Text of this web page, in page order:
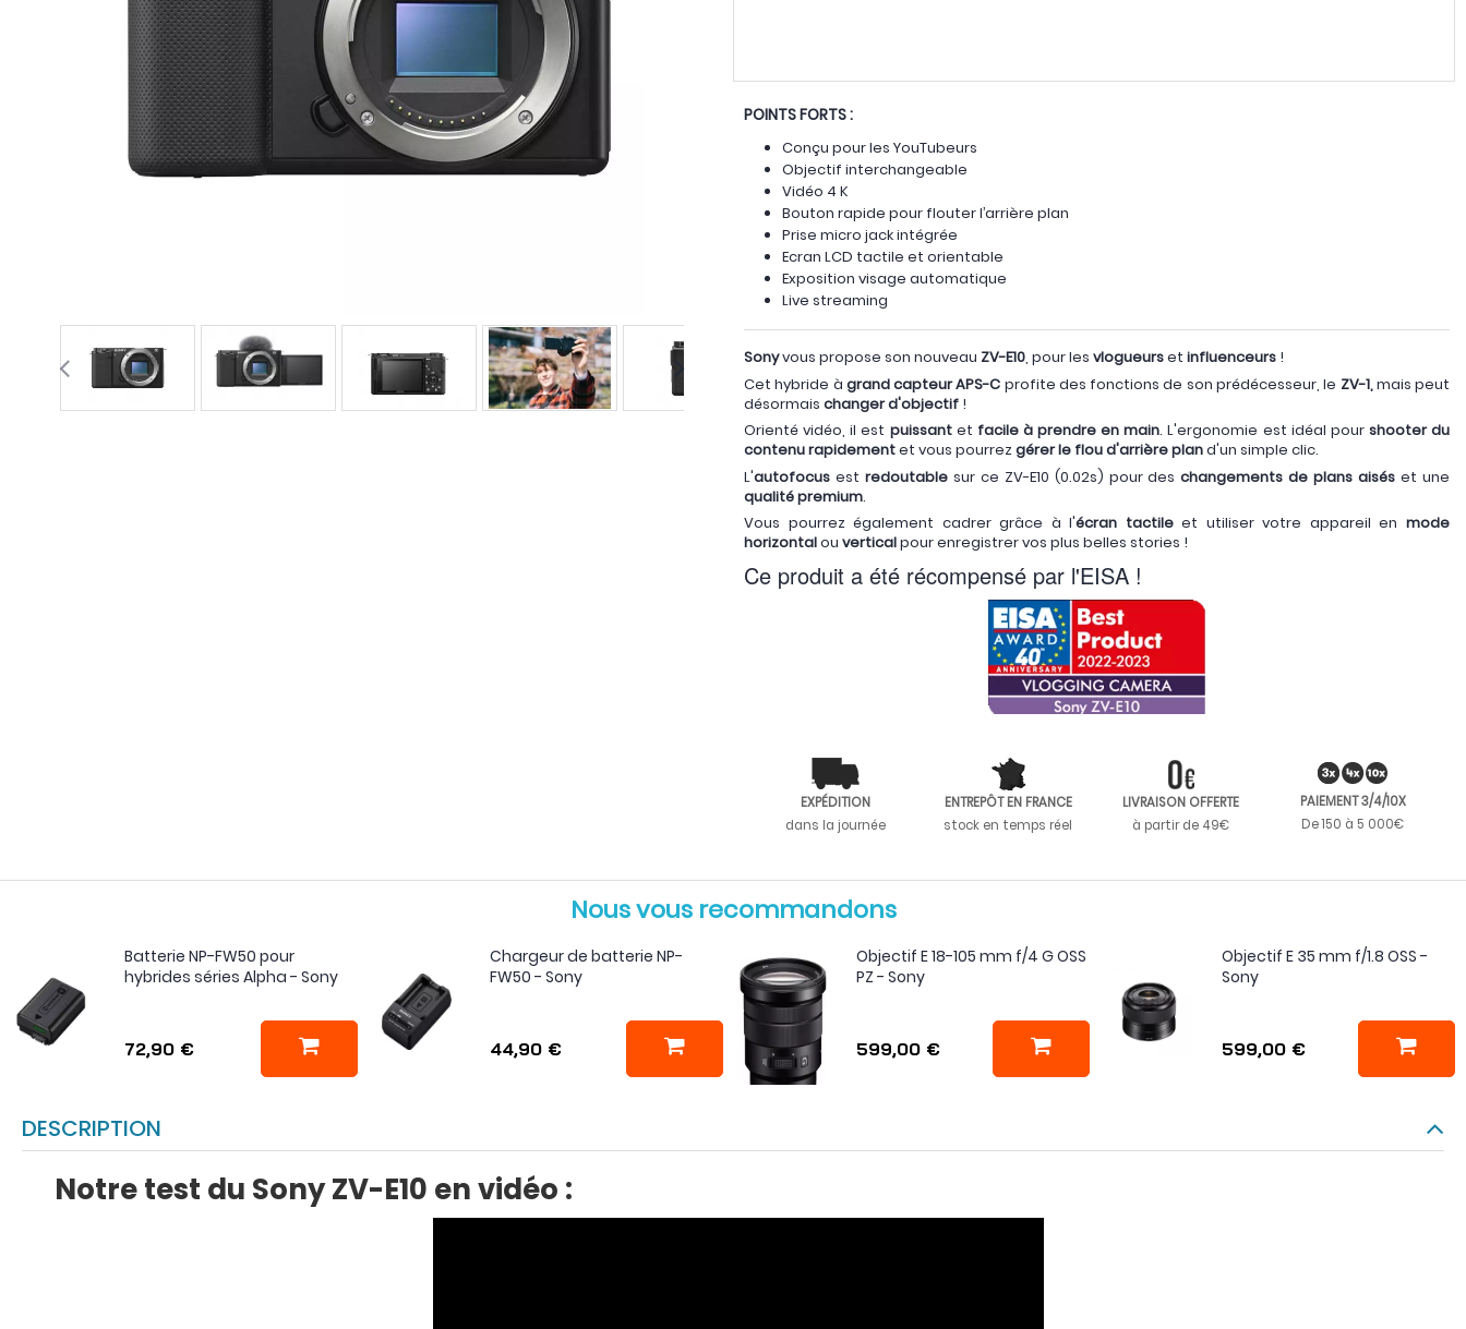
POINTS FORTS :
Conçu pour les YouTubeurs
Objectif interchangeable
Vidéo 4 K
Bouton rapide pour flouter l’arrière plan
Prise micro jack intégrée
Ecran LCD tactile et orientable
Exposition visage automatique
Live streaming
Sonyvous propose son nouveau ZV-E10, pour les vlogueurset influenceurs !
Cet hybride à grand capteur APS-C profite des fonctions de son prédécesseur, le ZV-1,mais peut
désormais changer d'objectif !
Orienté vidéo, il est puissant et facile à prendre en main. L'ergonomie est idéal pour shooter du
contenu rapidementet vous pourrezgérer le flou d'arrière pland'un simple clic.
L'autofocus est redoutablesur ce ZV-E10 (0.02s) pour deschangements de plans aisés et une
qualité premium.
Vous pourrez également cadrer grâce à l'écran tactileet utiliser votre appareil enmode
horizontalou verticalpour enregistrer vos plus belles stories !
Ce produit a été récompensé par l'EISA !
EXPÉDITION
dans la journée
ENTREPÔT EN FRANCE
stock en temps réel
LIVRAISON OFFERTE
à partir de 49€
PAIEMENT 3/4/10X
De 150 à 5 000€
Nous vous recommandons
Batterie NP-FW50 pour
hybrides séries Alpha - Sony
72,90 €
Chargeur de batterie NP-
FW50 - Sony
44,90 €
Objectif E 18-105 mm f/4 G OSS
PZ - Sony
599,00 €
Objectif E 35 mm f/1.8 OSS -
Sony
599,00 €
DESCRIPTION
Notre test du Sony ZV-E10 en vidéo :